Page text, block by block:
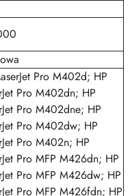
Pro M402d; HP
Pro M402dn; HP
Pro M402dne; HP
Pro M402dw; HP
Pro M402n; HP
Pro MFP M426dn; HP
Pro MFP M426dw; HP
Pro MFP M426fdn; HP